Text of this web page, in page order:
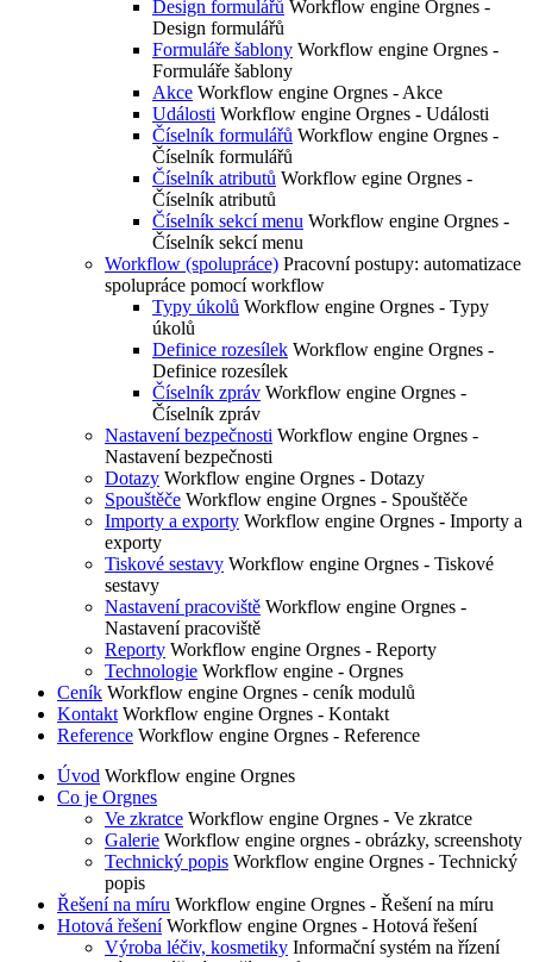
Design formulářů Workflow engine Orgnes -
Design formulářů
Formuláře šablony Workflow engine Orgnes -
Formuláře šablony
Akce Workflow engine Orgnes - Akce
Události Workflow engine Orgnes - Události
Číselník formulářů Workflow engine Orgnes -
Číselník formulářů
Číselník atributů Workflow egine Orgnes -
Číselník atributů
Číselník sekcí menu Workflow engine Orgnes -
Číselník sekcí menu
Workflow (spolupráce) Pracovní postupy: automatizace
spolupráce pomocí workflow
Typy úkolů Workflow engine Orgnes - Typy
úkolů
Definice rozesílek Workflow engine Orgnes -
Definice rozesílek
Číselník zpráv Workflow engine Orgnes -
Číselník zpráv
Nastavení bezpečnosti Workflow engine Orgnes -
Nastavení bezpečnosti
Dotazy Workflow engine Orgnes - Dotazy
Spouštěče Workflow engine Orgnes - Spouštěče
Importy a exporty Workflow engine Orgnes - Importy a
exporty
Tiskové sestavy Workflow engine Orgnes - Tiskové
sestavy
Nastavení pracoviště Workflow engine Orgnes -
Nastavení pracoviště
Reporty Workflow engine Orgnes - Reporty
Technologie Workflow engine - Orgnes
Ceník Workflow engine Orgnes - ceník modulů
Kontakt Workflow engine Orgnes - Kontakt
Reference Workflow engine Orgnes - Reference
Úvod Workflow engine Orgnes
Co je Orgnes
Ve zkratce Workflow engine Orgnes - Ve zkratce
Galerie Workflow engine orgnes - obrázky, screenshoty
Technický popis Workflow engine Orgnes - Technický
popis
Řešení na míru Workflow engine Orgnes - Řešení na míru
Hotová řešení Workflow engine Orgnes - Hotová řešení
Výroba léčiv, kosmetiky Informační systém na řízení